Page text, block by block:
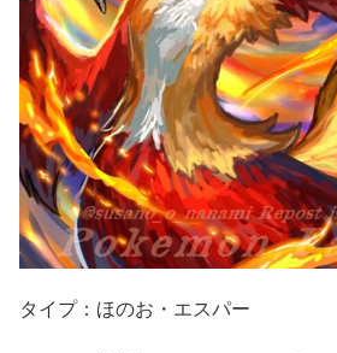
タイプ：ほのお・エスパー